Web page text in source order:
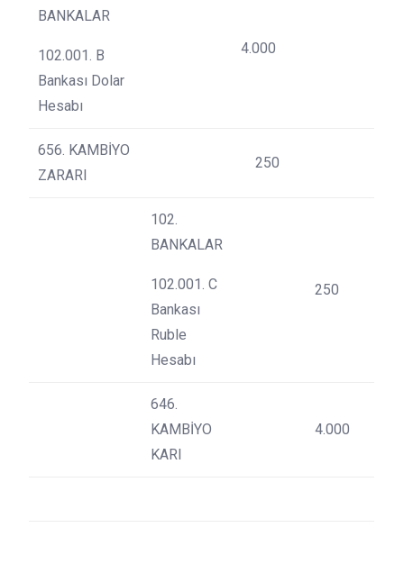
BANKALAR
102.001. B
Bankası Dolar
Hesabı
4.000
656. KAMBİYO
ZARARI
250
102.
BANKALAR
102.001. C
Bankası
Ruble
Hesabı
250
646.
KAMBİYO
KARI
4.000